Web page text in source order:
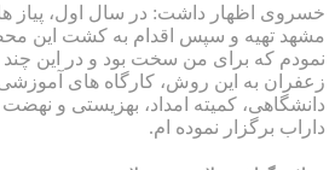
خسروی اظهار داشت: در سال اول، پیاز
مشهد تهیه و سپس اقدام به کشت این
نمودم که برای من سخت بود و در این
زعفران به این روش، کارگاه های
دانشگاهی، کمیته امداد، بهزیستی و
داراب برگزار نموده ام.